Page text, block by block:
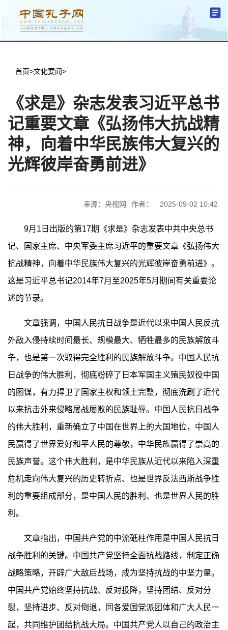
首页>文化要闻>
《求是》杂志发表习近平总书
记重要文章《弘扬伟大抗战精
神，向着中华民族伟大复兴的
光辉彼岸奋勇前进》
来源：央视网 作者： 2025-09-02 10:42
9月1日出版的第17期《求是》杂志发表中共中央总书
记、国家主席、中央军委主席习近平的重要文章《弘扬伟大
抗战精神，向着中华民族伟大复兴的光辉彼岸奋勇前进》。
这是习近平总书记2014年7月至2025年5月期间有关重要论
述的节录。
文章强调，中国人民抗日战争是近代以来中国人民反抗
外敌入侵持续时间最长、规模最大、牺牲最多的民族解放斗
争，也是第一次取得完全胜利的民族解放斗争。中国人民抗
日战争的伟大胜利，彻底粉碎了日本军国主义殖民奴役中国
的图谋，有力捍卫了国家主权和领土完整，彻底洗刷了近代
以来抗击外来侵略屡战屡败的民族耻辱。中国人民抗日战争
的伟大胜利，重新确立了中国在世界上的大国地位，中国人
民赢得了世界爱好和平人民的尊敬，中华民族赢得了崇高的
民族声誉。这个伟大胜利，是中华民族从近代以来陷入深重
危机走向伟大复兴的历史转折点、也是世界反法西斯战争胜
利的重要组成部分，是中国人民的胜利、也是世界人民的胜
利。
文章指出，中国共产党的中流砥柱作用是中国人民抗日
战争胜利的关键。中国共产党坚持全面抗战路线，制定正确
战略策略，开辟广大敌后战场，成为坚持抗战的中坚力量。
中国共产党始终坚持抗战、反对投降，坚持团结、反对分
裂，坚持进步、反对倒退，同各爱国党派团体和广大人民一
起，共同维护团结抗战大局。中国共产党人以自己的政治主